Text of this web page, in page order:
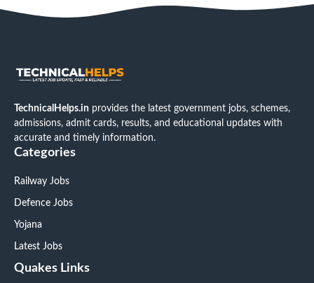
TechnicalHelps.in provides the latest government jobs, schemes,
admissions, admit cards, results, and educational updates with
accurate and timely information.
Categories
Railway Jobs
Defence Jobs
Yojana
Latest Jobs
Quakes Links